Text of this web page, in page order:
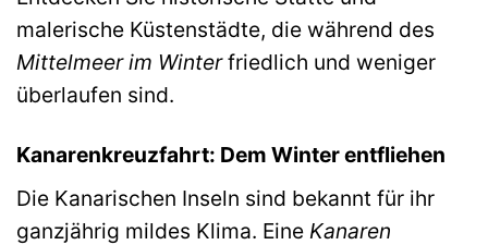
malerische Küstenstädte, die während des
Mittelmeer im Winterfriedlich und weniger
überlaufen sind.
Kanarenkreuzfahrt: Dem Winter entfliehen
Die Kanarischen Inseln sind bekannt für ihr
ganzjährig mildes Klima. Eine Kanaren